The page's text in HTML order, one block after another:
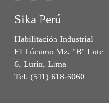
Sika Perú
Habilitación Industrial
El Lúcumo Mz. "B" Lote
6, Lurín, Lima
Tel. (511) 618-6060